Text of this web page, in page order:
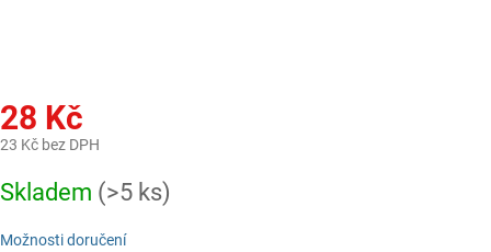
28 Kč
23 Kč bez DPH
cena:
Skladem (>5 ks)
Možnosti doručení